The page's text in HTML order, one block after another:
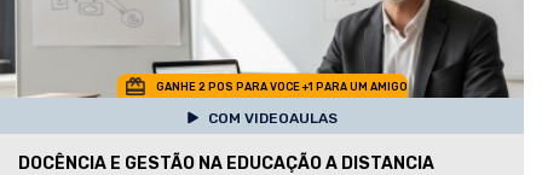
GANHE 2 POS PARA VOCE +1 PARA UM AMIGO
COM VIDEOAULAS
DOCÊNCIA E GESTÃO NA EDUCAÇÃO A DISTANCIA